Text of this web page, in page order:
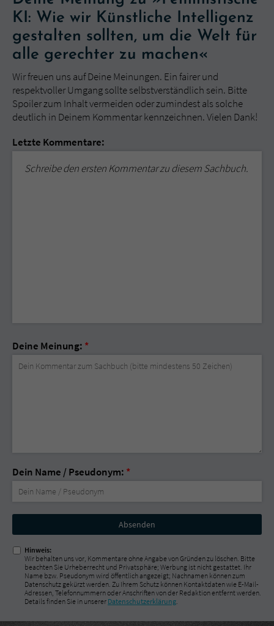
KI: Wie wir Künstliche Intelligenz
gestalten sollten, um die Welt für
alle gerechter zu machen«
Wir freuen uns auf Deine Meinungen. Ein fairer und
respektvoller Umgang sollte selbstverständlich sein. Bitte
Spoiler zum Inhalt vermeiden oder zumindest als solche
deutlich in Deinem Kommentar kennzeichnen. Vielen Dank!
Letzte Kommentare:
Schreibe den ersten Kommentar zu diesem Sachbuch.
Deine Meinung: *
Dein Name / Pseudonym: *
Nicht
ausfüllen!
Hinweis:
Wir behalten uns vor, Kommentare ohne Angabe von Gründen zu löschen. Bitte
beachten Sie Urheberrecht und Privatsphäre; Werbung ist nicht gestattet. Ihr
Name bzw. Pseudonym wird öffentlich angezeigt; Nachnamen können zum
Datenschutz gekürzt werden. Zu Ihrem Schutz können Kontaktdaten wie E-Mail-
Adressen, Telefonnummern oder Anschriften von der Redaktion entfernt werden.
Details finden Sie in unserer Datenschutzerklärung.